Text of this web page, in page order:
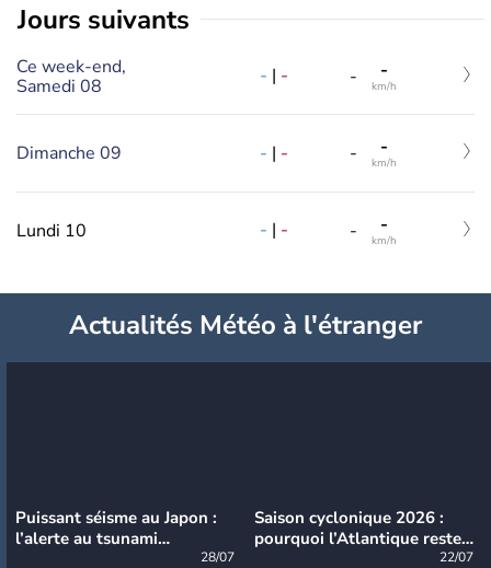
jours suivants
Ce week-end,
Samedi 08
- | - - -
km/h
Dimanche 09 - | - - -
km/h
Lundi 10 - | - - -
km/h
Actualités Météo à l'étranger
Puissant séisme au Japon :
l’alerte au tsunami
28/07
Saison cyclonique 2026 :
pourquoi l’Atlantique reste
22/07